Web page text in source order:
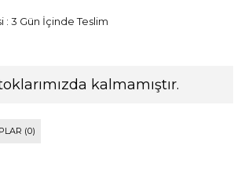
: 3 Gün İçinde Teslim
kalmamıştır.
(0)